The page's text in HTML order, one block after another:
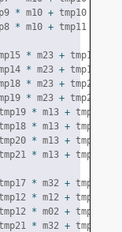
* m10 + tmp10
* m10 + tmp11
* m23 + tmp16
* m23 + tmp17
* m23 + tmp21
* m23 + tmp20
* m13 + tmp22
* m13 + tmp23
* m13 + tmp23
* m13 + tmp22
* m32 + tmp13
* m12 + tmp15
* m02 + tmp19
* m32 + tmp13